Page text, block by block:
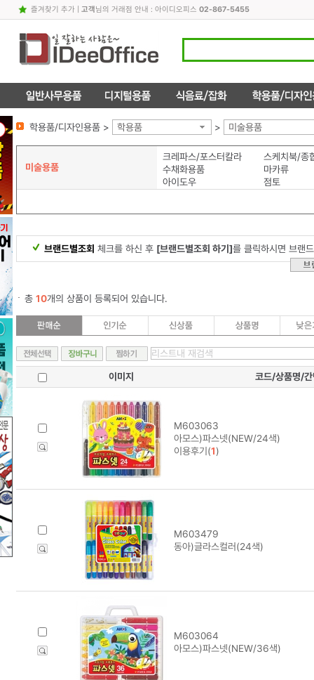
즐겨찾기 추가| 고객님의 거래점 안내 : 아이디오피스 02-867-5455
학용품/디자인용품 > 학용품 > 미술용품
미술용품
크레파스/포스터칼라
스케치북/종
수채화용품
마카류
아이도우
점토
브랜드별조회 체크를 하신 후 [브랜드별조회 하기]를 클릭하시면 브랜
총 10개의 상품이 등록되어 있습니다.
이미지 코드/상품명/간
M603063
아모스)파스넷(NEW/24색)
이용후기(1)
M603479
동아)글라스컬러(24색)
M603064
아모스)파스넷(NEW/36색)